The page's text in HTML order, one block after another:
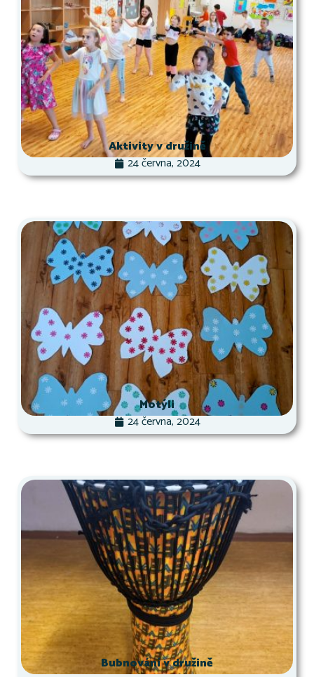
Aktivity v družině
24 června, 2024
Motýli
24 června, 2024
Bubnování v družině